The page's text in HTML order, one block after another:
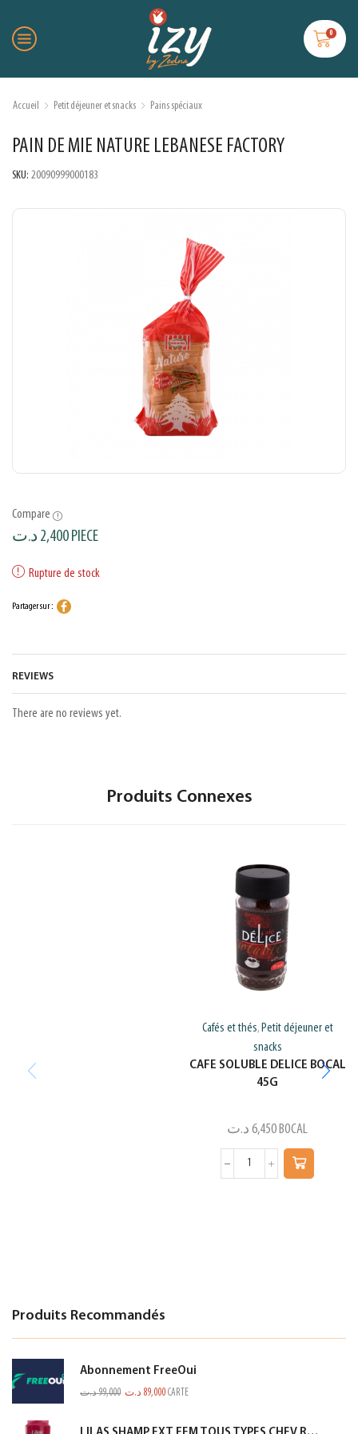
0
Accueil Petit déjeuner et snacks Pains spéciaux
PAIN DE MIE NATURE LEBANESE FACTORY
SKU: 20090999000183
Compare
2,400د.ت PIECE
Rupture de stock
Partager sur :
REVIEWS
There are no reviews yet.
Produits Connexes
Cafés et thés, Petit déjeuner et
snacks
CAFE SOLUBLE DELICE BOCAL
45G
6,450 د.ت BOCAL
Produits Recommandés
Abonnement FreeOui
99,000د.ت 89,000 د.ت CARTE